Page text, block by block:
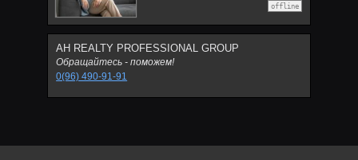
offline
АН REALTY PROFESSIONAL GROUP
Обращайтесь - поможем!
0(96) 490-91-91